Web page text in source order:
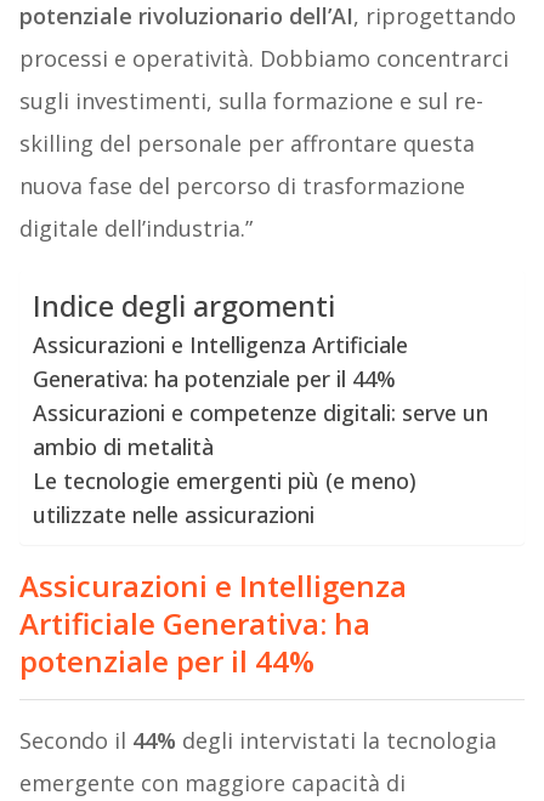
potenziale rivoluzionario dell’AI, riprogettando
processi e operatività. Dobbiamo concentrarci
sugli investimenti, sulla formazione e sul re-
skilling del personale per affrontare questa
nuova fase del percorso di trasformazione
digitale dell’industria.”
Indice degli argomenti
Assicurazioni e Intelligenza Artificiale
Generativa: ha potenziale per il 44%
Assicurazioni e competenze digitali: serve un
ambio di metalità
Le tecnologie emergenti più (e meno)
utilizzate nelle assicurazioni
Assicurazioni e Intelligenza
Artificiale Generativa: ha
potenziale per il 44%
Secondo il 44% degli intervistati la tecnologia
emergente con maggiore capacità di